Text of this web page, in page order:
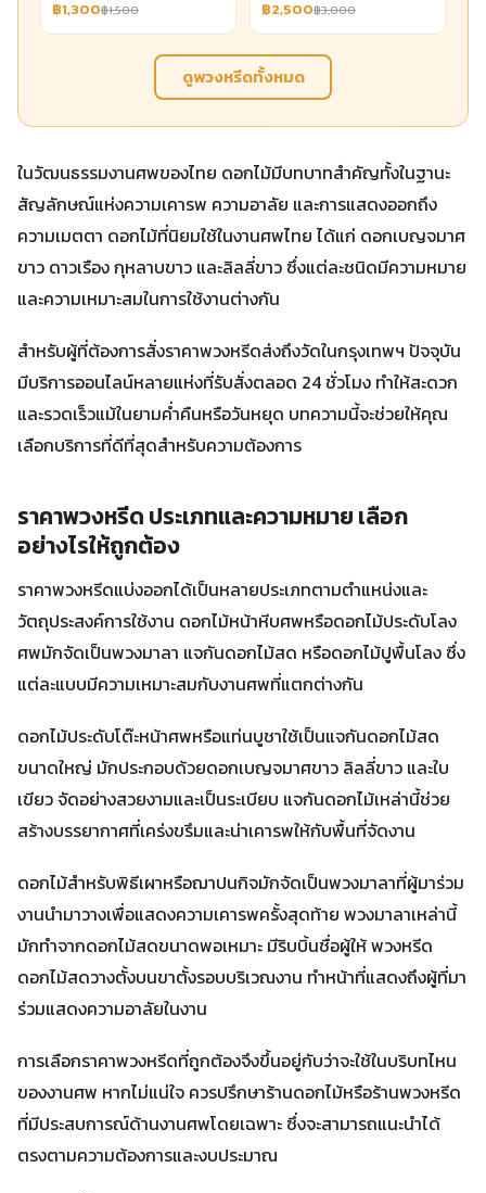
฿1,300฿1,500 ฿2,500฿3,000
ดูพวงหรีดทั้งหมด
ในวัฒนธรรมงานศพของไทย ดอกไม้มีบทบาทสำคัญทั้งในฐานะ
สัญลักษณ์แห่งความเคารพ ความอาลัย และการแสดงออกถึง
ความเมตตา ดอกไม้ที่นิยมใช้ในงานศพไทย ได้แก่ ดอกเบญจมาศ
ขาว ดาวเรือง กุหลาบขาว และลิลลี่ขาว ซึ่งแต่ละชนิดมีความหมาย
และความเหมาะสมในการใช้งานต่างกัน
สำหรับผู้ที่ต้องการสั่งราคาพวงหรีดส่งถึงวัดในกรุงเทพฯ ปัจจุบัน
มีบริการออนไลน์หลายแห่งที่รับสั่งตลอด 24 ชั่วโมง ทำให้สะดวก
และรวดเร็วแม้ในยามค่ำคืนหรือวันหยุด บทความนี้จะช่วยให้คุณ
เลือกบริการที่ดีที่สุดสำหรับความต้องการ
ราคาพวงหรีด ประเภทและความหมาย เลือก
อย่างไรให้ถูกต้อง
ราคาพวงหรีดแบ่งออกได้เป็นหลายประเภทตามตำแหน่งและ
วัตถุประสงค์การใช้งาน ดอกไม้หน้าหีบศพหรือดอกไม้ประดับโลง
ศพมักจัดเป็นพวงมาลา แจกันดอกไม้สด หรือดอกไม้ปูพื้นโลง ซึ่ง
แต่ละแบบมีความเหมาะสมกับงานศพที่แตกต่างกัน
ดอกไม้ประดับโต๊ะหน้าศพหรือแท่นบูชาใช้เป็นแจกันดอกไม้สด
ขนาดใหญ่ มักประกอบด้วยดอกเบญจมาศขาว ลิลลี่ขาว และใบ
เขียว จัดอย่างสวยงามและเป็นระเบียบ แจกันดอกไม้เหล่านี้ช่วย
สร้างบรรยากาศที่เคร่งขรึมและน่าเคารพให้กับพื้นที่จัดงาน
ดอกไม้สำหรับพิธีเผาหรือฌาปนกิจมักจัดเป็นพวงมาลาที่ผู้มาร่วม
งานนำมาวางเพื่อแสดงความเคารพครั้งสุดท้าย พวงมาลาเหล่านี้
มักทำจากดอกไม้สดขนาดพอเหมาะ มีริบบิ้นชื่อผู้ให้ พวงหรีด
ดอกไม้สดวางตั้งบนขาตั้งรอบบริเวณงาน ทำหน้าที่แสดงถึงผู้ที่มา
ร่วมแสดงความอาลัยในงาน
การเลือกราคาพวงหรีดที่ถูกต้องจึงขึ้นอยู่กับว่าจะใช้ในบริบทไหน
ของงานศพ หากไม่แน่ใจ ควรปรึกษาร้านดอกไม้หรือร้านพวงหรีด
ที่มีประสบการณ์ด้านงานศพโดยเฉพาะ ซึ่งจะสามารถแนะนำได้
ตรงตามความต้องการและงบประมาณ